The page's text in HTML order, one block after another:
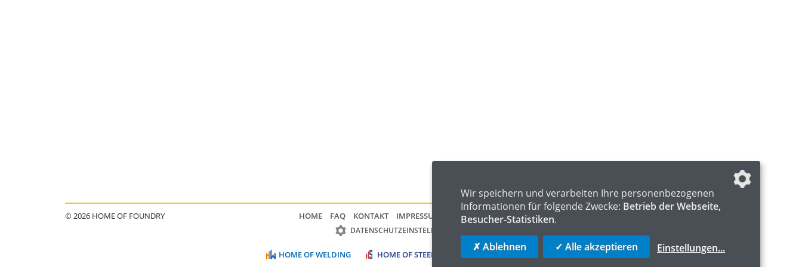
© 2026 HOME OF FOUNDRY HOME FAQ KONTAKT IMPRESSUM DATENSCHUTZ
DATENSCHUTZEINSTELLUNGEN
HOME OF WELDING HOME OF STEEL HOME OF LOGISTICS
Wir speichern und verarbeiten Ihre personenbezogenen
Informationen für folgende Zwecke: Betrieb der Webseite,
Besucher-Statistiken.
✗ Ablehnen ✓ Alle akzeptieren Einstellungen...